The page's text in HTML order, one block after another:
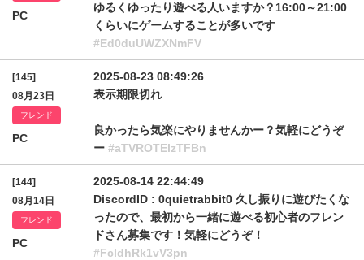
PC
ゆるくゆったり遊べる人いますか？16:00～21:00
くらいにゲームすることが多いです
#Ed0duUWZXNmFV
[145]
08月23日
フレンド
PC
2025-08-23 08:49:26
表示期限切れ
良かったら気楽にやりませんかー？気軽にどうぞ
ー #aTVROTElzTFBn
[144]
08月14日
フレンド
PC
2025-08-14 22:44:49
DiscordID : 0quietrabbit0 久し振りに遊びたくな
ったので、最初から一緒に遊べる初心者のフレン
ドさん募集です！気軽にどうぞ！
#FcldhRk1vV3pn